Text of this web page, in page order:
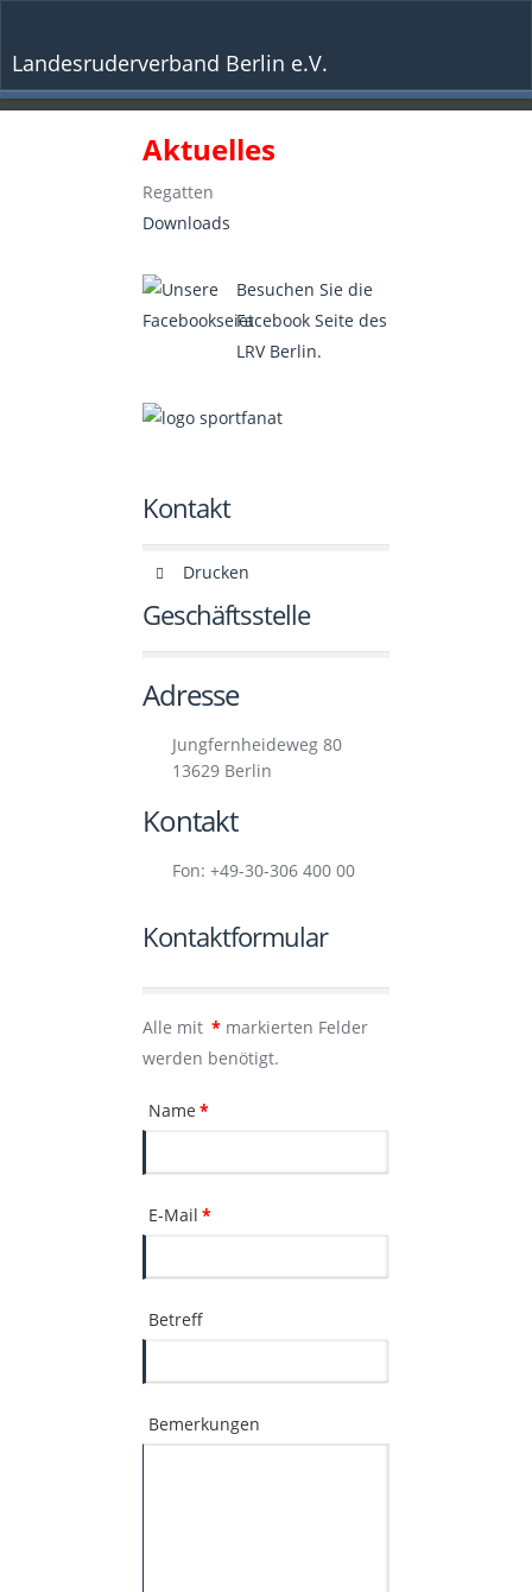
Landesruderverband Berlin e.V.
Aktuelles
Regatten
Downloads
Besuchen Sie die
Facebook Seite des
LRV Berlin.
Kontakt
Drucken
Geschäftsstelle
Adresse
Jungfernheideweg 80
13629 Berlin
Kontakt
Fon: +49-30-306 400 00
Kontaktformular
Alle mit *markierten Felder
werden benötigt.
Name *
E-Mail *
Betreff
Bemerkungen